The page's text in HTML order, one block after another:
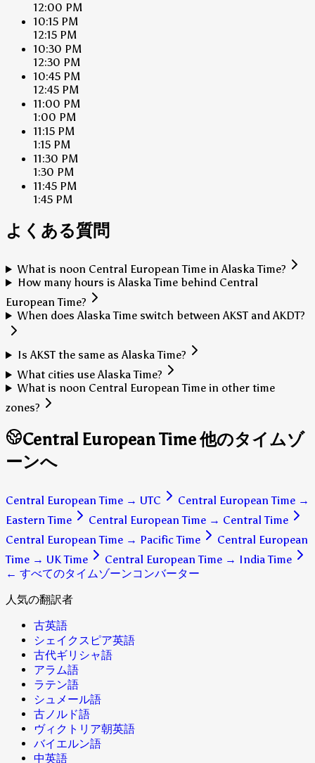
12:00 PM
10:15 PM
12:15 PM
10:30 PM
12:30 PM
10:45 PM
12:45 PM
11:00 PM
1:00 PM
11:15 PM
1:15 PM
11:30 PM
1:30 PM
11:45 PM
1:45 PM
よくある質問
What is noon Central European Time in Alaska Time?
How many hours is Alaska Time behind Central
European Time?
When does Alaska Time switch between AKST and AKDT?
Is AKST the same as Alaska Time?
What cities use Alaska Time?
What is noon Central European Time in other time
zones?
Central European Time 他のタイムゾ
ーンへ
Central European Time → UTC Central European Time →
Eastern Time
Central European Time → Central Time
Central European Time → Pacific Time
Central European
Time → UK Time Central European Time → India Time
← すべてのタイムゾーンコンバーター
人気の翻訳者
古英語
シェイクスピア英語
古代ギリシャ語
アラム語
ラテン語
シュメール語
古ノルド語
ヴィクトリア朝英語
バイエルン語
中英語